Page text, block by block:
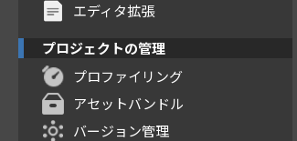
エディタ拡張
プロジェクトの管理
プロファイリング
アセットバンドル
バージョン管理